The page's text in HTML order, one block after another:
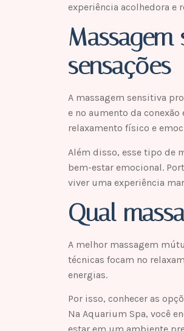
experiência acolhedora e
sensações
A massagem sensitiva
e no aumento da
relaxamento físico e
Além disso, esse tipo de
bem-estar emocional.
viver uma experiência
Qual
A melhor massagem
técnicas focam no
energias.
Por isso, conhecer as
Na Aquarium Spa, você